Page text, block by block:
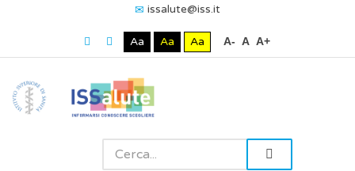
issalute@iss.it
Aa Aa Aa A- A A+